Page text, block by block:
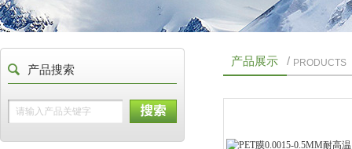
产品搜索
产品展示 / PRODUCTS